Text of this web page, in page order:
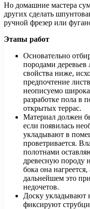
Но домашние мастера
других сделать
ручной фрезер или
Этапы работ
Основательно
породами деревьев
свойства ниже,
предпочтение
неописуемо
разработке пола в
открытых террас.
Материал должен
если появилась
укладывают в
проветривается.
полотнами
древесную породу
бока она
дальнейшем это
недочетов.
Доску укладывают
фиксируют